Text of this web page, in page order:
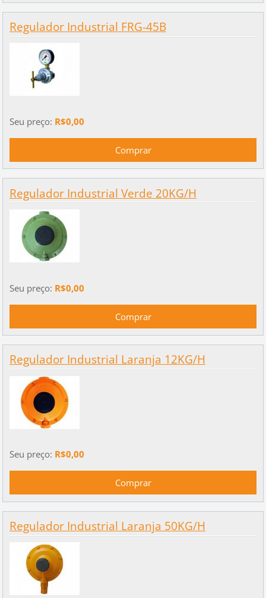
Regulador Industrial FRG-45B
Seu preço: R$0,00
Regulador Industrial Verde 20KG/H
Seu preço: R$0,00
Regulador Industrial Laranja 12KG/H
Seu preço: R$0,00
Regulador Industrial Laranja 50KG/H